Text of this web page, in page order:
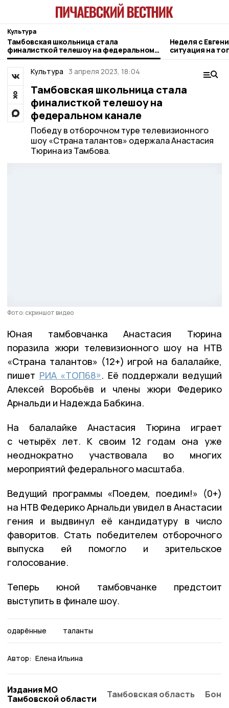
Культура
Тамбовская школьница стала
финалисткой телешоу на федеральном
канале
Неделя с
ситуация на
городе и
Культура
3 апреля 2023, 18:04
Тамбовская школьница стала
финалисткой телешоу на
федеральном канале
Победу в отборочном туре телевизионного
шоу «Страна талантов» одержала Анастасия
Тюрина из Тамбова.
Фото: скриншот видео
Юная тамбовчанка Анастасия Тюрина
поразила жюри телевизионного шоу на НТВ
«Страна талантов» (12+) игрой на балалайке,
пишет РИА «ТОП68». Её поддержали ведущий
Алексей Воробьёв и члены жюри Федерико
Арнальди и Надежда Бабкина.
На балалайке Анастасия Тюрина играет
с четырёх лет. К своим 12 годам она уже
неоднократно участвовала во многих
мероприятий федерального масштаба.
Ведущий программы «Поедем, поедим!» (0+)
на НТВ Федерико Арнальди увидел в Анастасии
гения и выдвинул её кандидатуру в число
фаворитов. Стать победителем отборочного
выпуска ей помогло и зрительское
голосование.
Теперь юной тамбовчанке предстоит
выступить в финале шоу.
одарённые таланты
Автор: Елена Ильина
Издания МО
Тамбовской области
Тамбовская область